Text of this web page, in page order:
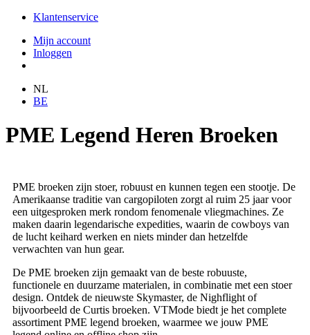
Klantenservice
Mijn account
Inloggen
NL
BE
PME Legend Heren Broeken
PME broeken zijn stoer, robuust en kunnen tegen een stootje. De
Amerikaanse traditie van cargopiloten zorgt al ruim 25 jaar voor
een uitgesproken merk rondom fenomenale vliegmachines. Ze
maken daarin legendarische expedities, waarin de cowboys van
de lucht keihard werken en niets minder dan hetzelfde
verwachten van hun gear.
De PME broeken zijn gemaakt van de beste robuuste,
functionele en duurzame materialen, in combinatie met een stoer
design. Ontdek de nieuwste Skymaster, de Nighflight of
bijvoorbeeld de Curtis broeken. VTMode biedt je het complete
assortiment PME legend broeken, waarmee we jouw PME